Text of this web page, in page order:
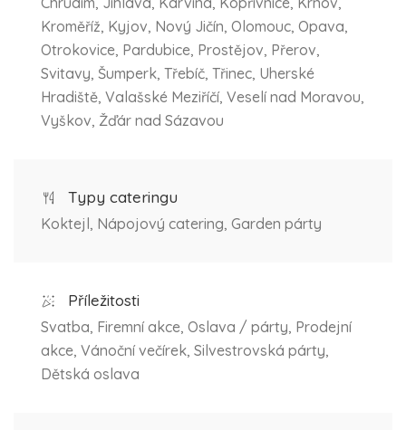
Kroměříž, Kyjov, Nový Jičín, Olomouc, Opava,
Otrokovice, Pardubice, Prostějov, Přerov,
Svitavy, Šumperk, Třebíč, Třinec, Uherské
Hradiště, Valašské Meziříčí, Veselí nad Moravou,
Vyškov, Žďár nad Sázavou
Typy cateringu
Koktejl, Nápojový catering, Garden párty
Příležitosti
Svatba, Firemní akce, Oslava / párty, Prodejní
akce, Vánoční večírek, Silvestrovská párty,
Dětská oslava